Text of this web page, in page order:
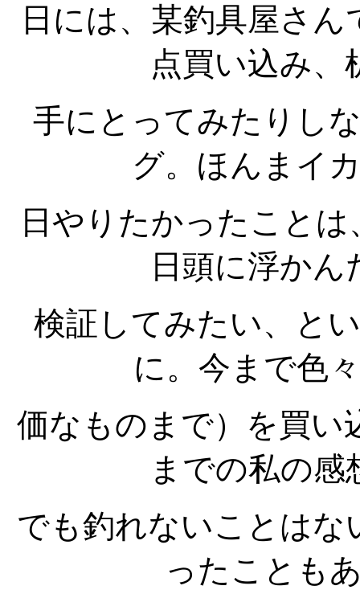
日には、某釣具屋さ
点買い込み、
手にとってみたりし
グ。ほんまイ
日やりたかったこと
日頭に浮か
検証してみたい、と
に。今まで色
価なものまで）を買い
までの私の感
でも釣れないことは
ったことも